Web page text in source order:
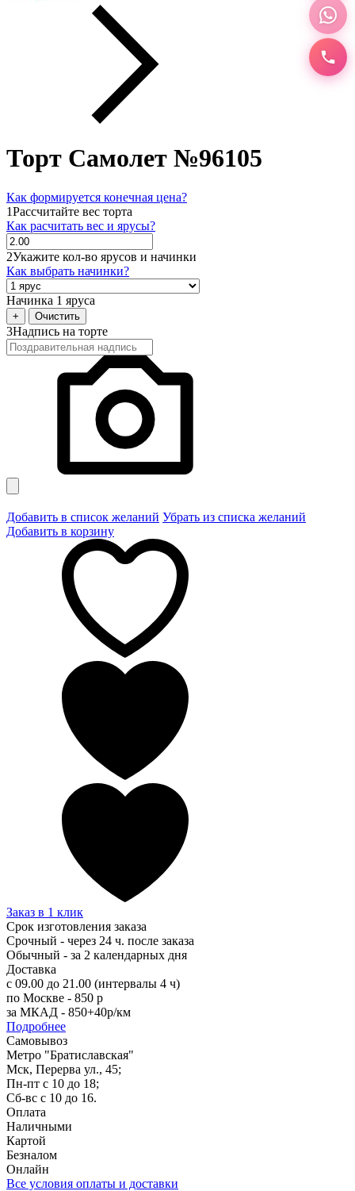
Торт Самолет №96105
Как формируется конечная цена?
1Рассчитайте вес торта
Как расчитать вес и ярусы?
2Укажите кол-во ярусов и начинки
Как выбрать начинки?
Начинка 1 яруса
+ Очистить
3Надпись на торте
Добавить в список желаний Убрать из списка желаний
Добавить в корзину
Заказ в 1 клик
Срок изготовления заказа
Срочный - через 24 ч. после заказа
Обычный - за 2 календарных дня
Доставка
с 09.00 до 21.00 (интервалы 4 ч)
по Москве - 850 р
за МКАД - 850+40р/км
Подробнее
Самовывоз
Метро "Братиславская"
Мск, Перерва ул., 45;
Пн-пт с 10 до 18;
Сб-вс с 10 до 16.
Оплата
Наличными
Картой
Безналом
Онлайн
Все условия оплаты и доставки